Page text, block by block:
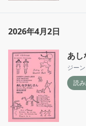
2026年4月2日
あし
ジー
読